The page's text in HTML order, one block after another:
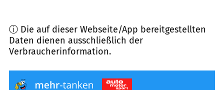
ⓘ Die auf dieser Webseite/App bereitgestellten
Daten dienen ausschließlich der
Verbraucherinformation.